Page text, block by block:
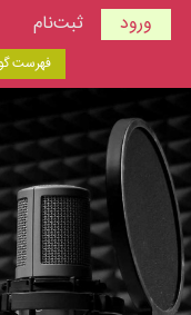
ورود ثبت‌نام
فهرست